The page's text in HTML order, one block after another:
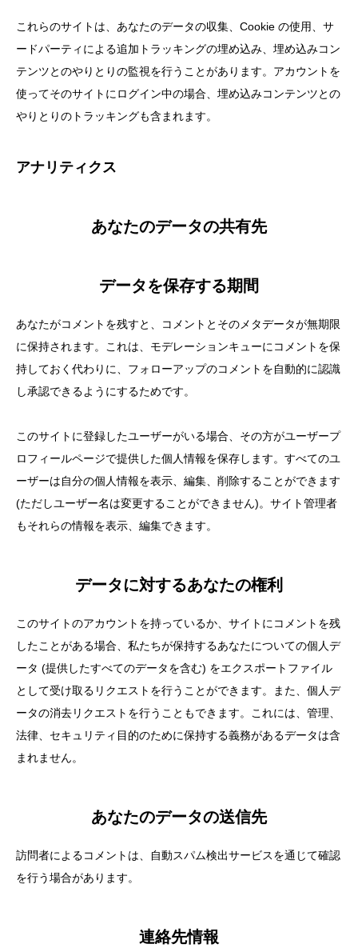
これらのサイトは、あなたのデータの収集、Cookie の使用、サ
ードパーティによる追加トラッキングの埋め込み、埋め込みコン
テンツとのやりとりの監視を行うことがあります。アカウントを
使ってそのサイトにログイン中の場合、埋め込みコンテンツとの
やりとりのトラッキングも含まれます。
アナリティクス
あなたのデータの共有先
データを保存する期間
あなたがコメントを残すと、コメントとそのメタデータが無期限
に保持されます。これは、モデレーションキューにコメントを保
持しておく代わりに、フォローアップのコメントを自動的に認識
し承認できるようにするためです。
このサイトに登録したユーザーがいる場合、その方がユーザープ
ロフィールページで提供した個人情報を保存します。すべてのユ
ーザーは自分の個人情報を表示、編集、削除することができます
(ただしユーザー名は変更することができません)。サイト管理者
もそれらの情報を表示、編集できます。
データに対するあなたの権利
このサイトのアカウントを持っているか、サイトにコメントを残
したことがある場合、私たちが保持するあなたについての個人デ
ータ (提供したすべてのデータを含む) をエクスポートファイル
として受け取るリクエストを行うことができます。また、個人デ
ータの消去リクエストを行うこともできます。これには、管理、
法律、セキュリティ目的のために保持する義務があるデータは含
まれません。
あなたのデータの送信先
訪問者によるコメントは、自動スパム検出サービスを通じて確認
を行う場合があります。
連絡先情報